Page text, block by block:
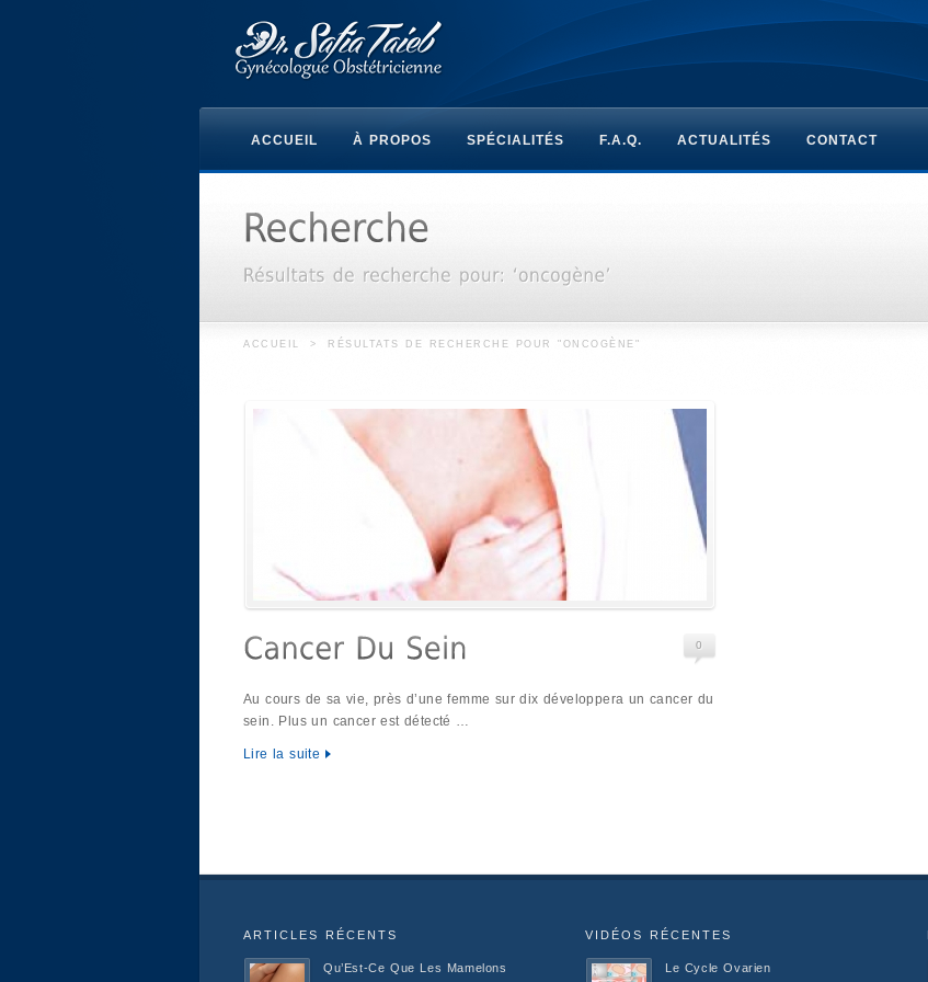
ACCUEIL À PROPOS SPÉCIALITÉS F.A.Q. ACTUALITÉS CONTACT
ACCUEIL > RÉSULTATS DE RECHERCHE POUR "ONCOGÈNE"
0
Au cours de sa vie, près d’une femme sur dix développera un cancer du
sein. Plus un cancer est détecté …
Lire la suite
ARTICLES RÉCENTS
Qu’Est-Ce Que Les Mamelons
VIDÉOS RÉCENTES
Le Cycle Ovarien